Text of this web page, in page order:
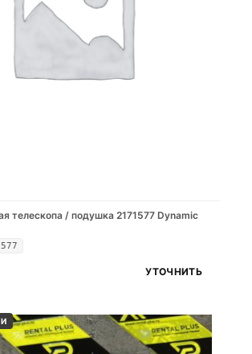
телескопа / подушка 2171577 Dynamic
УТОЧНИТЬ